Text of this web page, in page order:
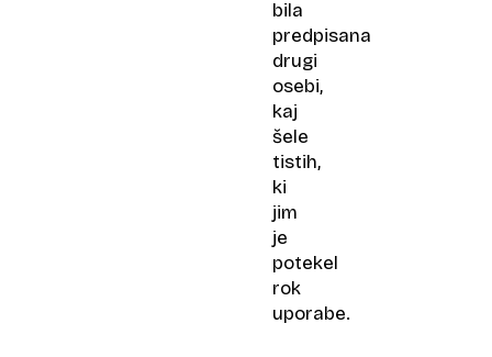
bila
predpisana
drugi
osebi,
kaj
šele
tistih,
ki
jim
je
potekel
rok
uporabe.